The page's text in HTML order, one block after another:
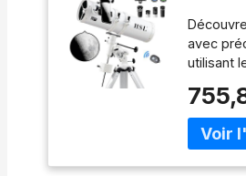
mm
manuel
lentille
avec
utilisant
objectif